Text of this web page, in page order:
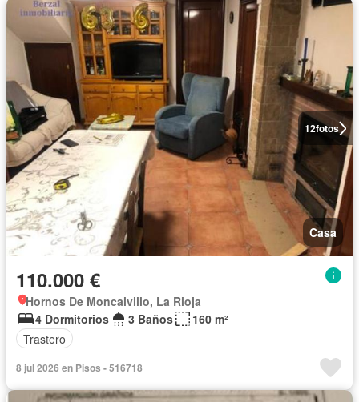
12fotos
Casa
110.000 €
Hornos De Moncalvillo, La Rioja
4 Dormitorios
3 Baños
160 m²
Trastero
8 jul 2026 en Pisos - 516718